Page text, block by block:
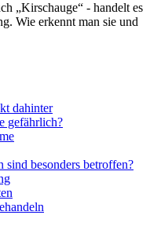
„Kirschauge“ - handelt es
Wie erkennt man sie und
dahinter
gefährlich?
sind besonders betroffen?